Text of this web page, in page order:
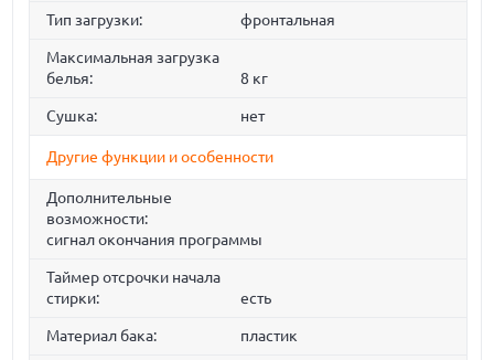
Тип загрузки: фронтальная
Максимальная загрузка
белья:
8 кг
Сушка: нет
Другие функции и особенности
Дополнительные
возможности:
сигнал окончания программы
Таймер отсрочки начала
стирки:
есть
Материал бака: пластик